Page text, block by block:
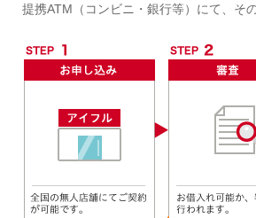
提携ATM（コンビニ・銀行等）にて、そ